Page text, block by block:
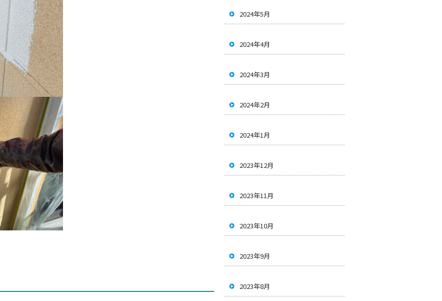
2024年5月
2024年4月
2024年3月
2024年2月
2024年1月
2023年12月
2023年11月
2023年10月
2023年9月
2023年8月